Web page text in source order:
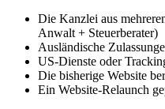
Die Kanzlei aus
Anwalt + Steuerberater)
Ausländische
US-Dienste oder
Die bisherige Website
Ein Website-Relaunch